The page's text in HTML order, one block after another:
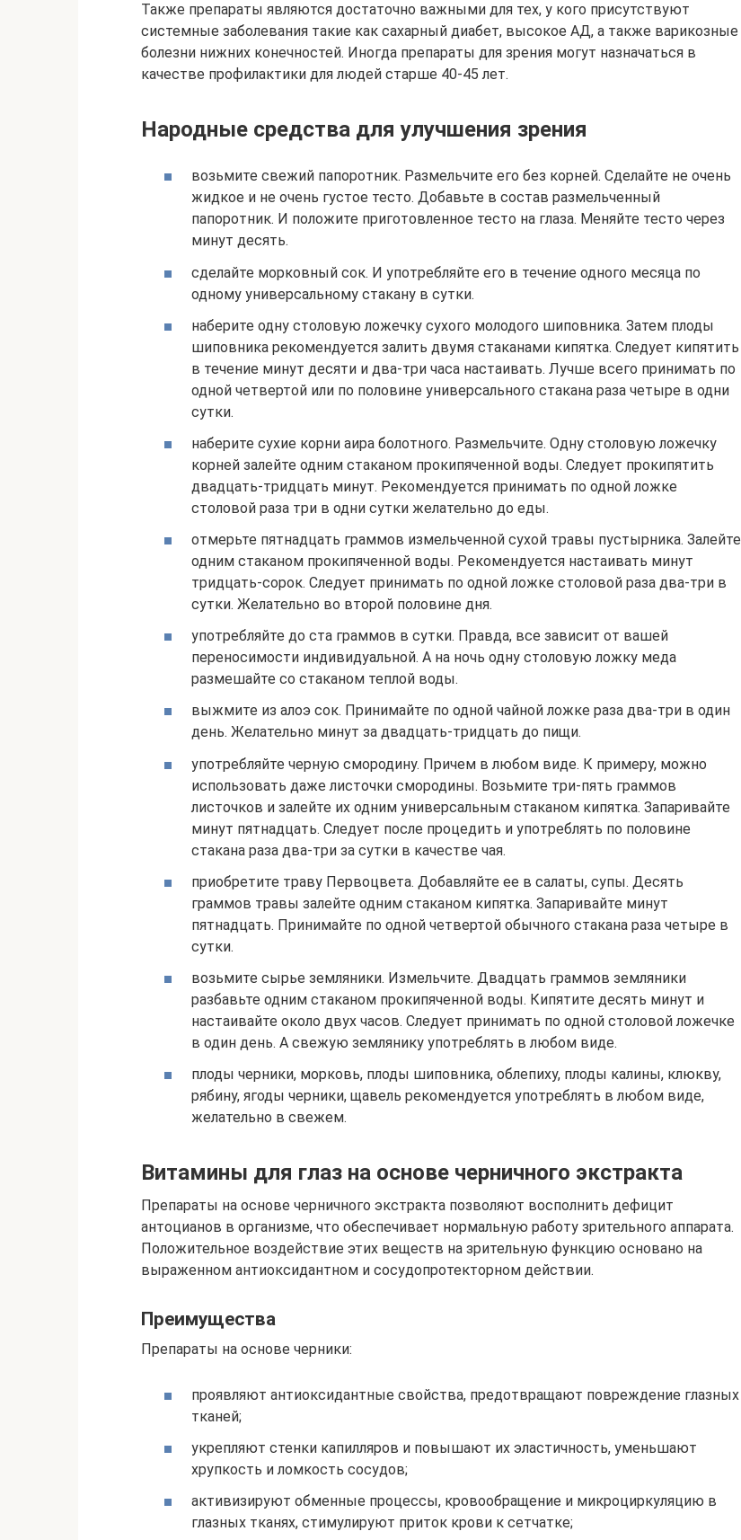
Также препараты являются достаточно важными для тех, у кого присутствуют
системные заболевания такие как сахарный диабет, высокое АД, а также варикозные
болезни нижних конечностей. Иногда препараты для зрения могут назначаться в
качестве профилактики для людей старше 40-45 лет.
Народные средства для улучшения зрения
возьмите свежий папоротник. Размельчите его без корней. Сделайте не очень
жидкое и не очень густое тесто. Добавьте в состав размельченный
папоротник. И положите приготовленное тесто на глаза. Меняйте тесто через
минут десять.
сделайте морковный сок. И употребляйте его в течение одного месяца по
одному универсальному стакану в сутки.
наберите одну столовую ложечку сухого молодого шиповника. Затем плоды
шиповника рекомендуется залить двумя стаканами кипятка. Следует кипятить
в течение минут десяти и два-три часа настаивать. Лучше всего принимать по
одной четвертой или по половине универсального стакана раза четыре в одни
сутки.
наберите сухие корни аира болотного. Размельчите. Одну столовую ложечку
корней залейте одним стаканом прокипяченной воды. Следует прокипятить
двадцать-тридцать минут. Рекомендуется принимать по одной ложке
столовой раза три в одни сутки желательно до еды.
отмерьте пятнадцать граммов измельченной сухой травы пустырника. Залейте
одним стаканом прокипяченной воды. Рекомендуется настаивать минут
тридцать-сорок. Следует принимать по одной ложке столовой раза два-три в
сутки. Желательно во второй половине дня.
употребляйте до ста граммов в сутки. Правда, все зависит от вашей
переносимости индивидуальной. А на ночь одну столовую ложку меда
размешайте со стаканом теплой воды.
выжмите из алоэ сок. Принимайте по одной чайной ложке раза два-три в один
день. Желательно минут за двадцать-тридцать до пищи.
употребляйте черную смородину. Причем в любом виде. К примеру, можно
использовать даже листочки смородины. Возьмите три-пять граммов
листочков и залейте их одним универсальным стаканом кипятка. Запаривайте
минут пятнадцать. Следует после процедить и употреблять по половине
стакана раза два-три за сутки в качестве чая.
приобретите траву Первоцвета. Добавляйте ее в салаты, супы. Десять
граммов травы залейте одним стаканом кипятка. Запаривайте минут
пятнадцать. Принимайте по одной четвертой обычного стакана раза четыре в
сутки.
возьмите сырье земляники. Измельчите. Двадцать граммов земляники
разбавьте одним стаканом прокипяченной воды. Кипятите десять минут и
настаивайте около двух часов. Следует принимать по одной столовой ложечке
в один день. А свежую землянику употреблять в любом виде.
плоды черники, морковь, плоды шиповника, облепиху, плоды калины, клюкву,
рябину, ягоды черники, щавель рекомендуется употреблять в любом виде,
желательно в свежем.
Витамины для глаз на основе черничного экстракта
Препараты на основе черничного экстракта позволяют восполнить дефицит
антоцианов в организме, что обеспечивает нормальную работу зрительного аппарата.
Положительное воздействие этих веществ на зрительную функцию основано на
выраженном антиоксидантном и сосудопротекторном действии.
Преимущества
Препараты на основе черники:
проявляют антиоксидантные свойства, предотвращают повреждение глазных
тканей;
укрепляют стенки капилляров и повышают их эластичность, уменьшают
хрупкость и ломкость сосудов;
активизируют обменные процессы, кровообращение и микроциркуляцию в
глазных тканях, стимулируют приток крови к сетчатке;